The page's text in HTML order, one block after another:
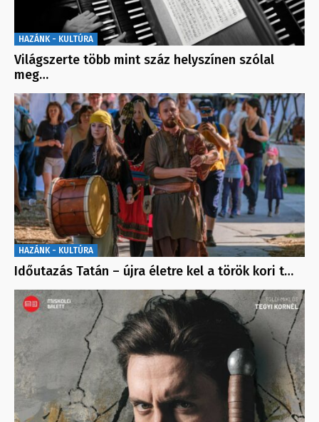
HAZÁNK - KULTÚRA
Világszerte több mint száz helyszínen szólal
meg…
HAZÁNK - KULTÚRA
Időutazás Tatán – újra életre kel a török kori t…